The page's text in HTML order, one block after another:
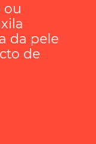
ou
da pele
de